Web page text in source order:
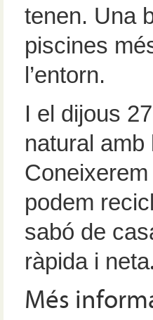
tenen. Una
piscines
l’entorn.
I el dijous
natural amb
podem
sabó de
ràpida i neta
Més